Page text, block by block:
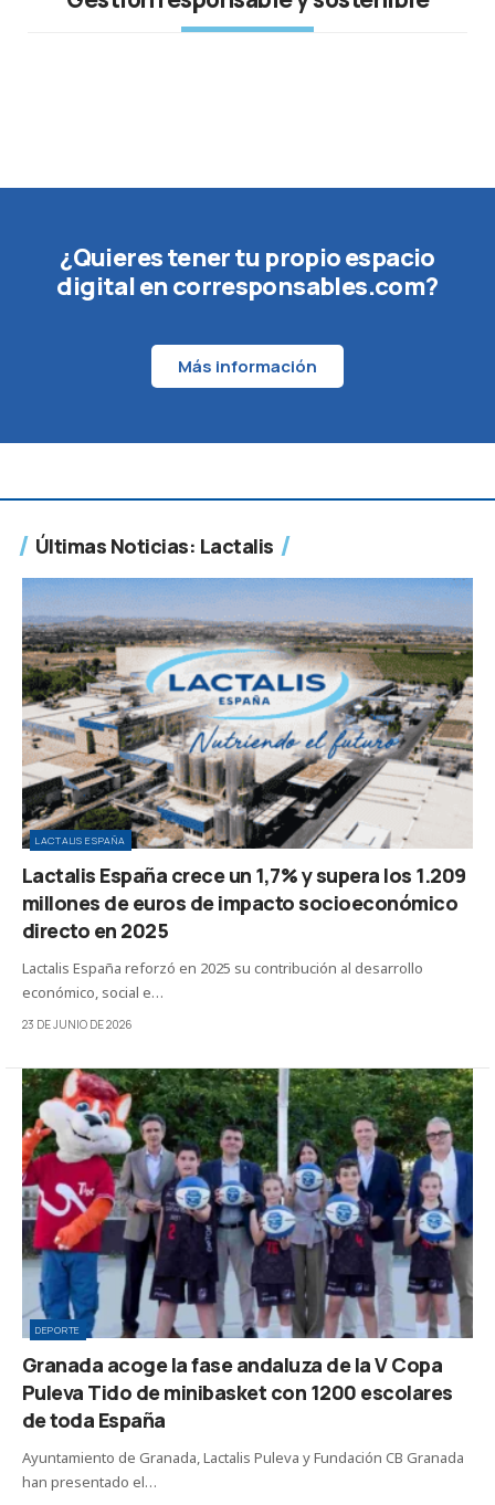
¿Quieres tener tu propio espacio
digital en corresponsables.com?
Más información
Últimas Noticias: Lactalis
LACTALIS ESPAÑA
Lactalis España crece un 1,7% y supera los 1.209
millones de euros de impacto socioeconómico
directo en 2025
Lactalis España reforzó en 2025 su contribución al desarrollo
económico, social e…
23 DE JUNIO DE 2026
DEPORTE
Granada acoge la fase andaluza de la V Copa
Puleva Tido de minibasket con 1200 escolares
de toda España
Ayuntamiento de Granada, Lactalis Puleva y Fundación CB Granada
han presentado el…